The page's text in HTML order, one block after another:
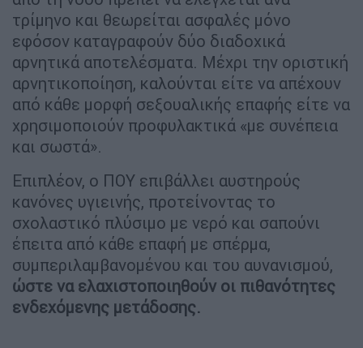
τρίμηνο και θεωρείται ασφαλές μόνο
εφόσον καταγραφούν δύο διαδοχικά
αρνητικά αποτελέσματα. Μέχρι την οριστική
αρνητικοποίηση, καλούνται είτε να απέχουν
από κάθε μορφή σεξουαλικής επαφής είτε να
χρησιμοποιούν προφυλακτικά «με συνέπεια
και σωστά».
Επιπλέον, ο ΠΟΥ επιβάλλει αυστηρούς
κανόνες υγιεινής, προτείνοντας το
σχολαστικό πλύσιμο με νερό και σαπούνι
έπειτα από κάθε επαφή με σπέρμα,
συμπεριλαμβανομένου και του αυνανισμού,
ώστε να ελαχιστοποιηθούν οι πιθανότητες
ενδεχόμενης μετάδοσης.